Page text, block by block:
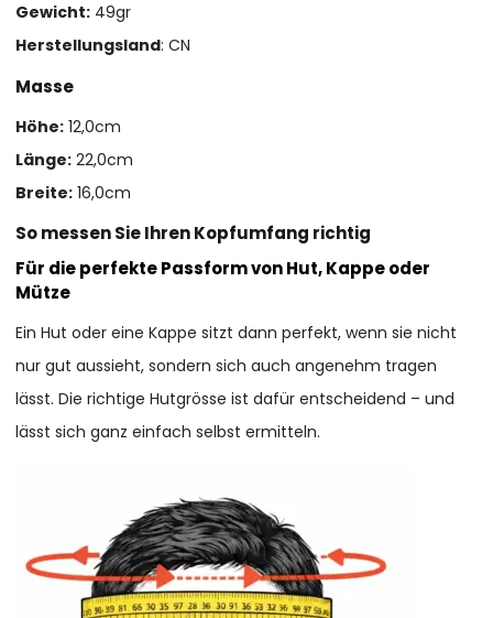
Gewicht: 49gr
Herstellungsland: CN
Masse
Höhe: 12,0cm
Länge: 22,0cm
Breite: 16,0cm
So messen Sie Ihren Kopfumfang richtig
Für die perfekte Passform von Hut, Kappe oder
Mütze
Ein Hut oder eine Kappe sitzt dann perfekt, wenn sie nicht
nur gut aussieht, sondern sich auch angenehm tragen
lässt. Die richtige Hutgrösse ist dafür entscheidend – und
lässt sich ganz einfach selbst ermitteln.